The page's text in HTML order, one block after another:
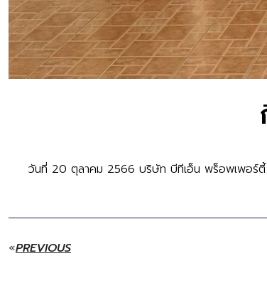
วันที่ 20 ตุลาคม 2566 บริษัท บีทีเอ็น พร็อพเพอร์ตี้
PREVIOUS